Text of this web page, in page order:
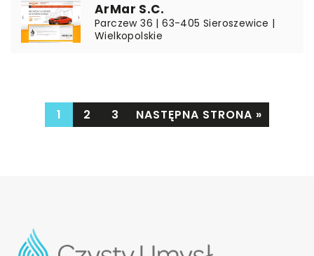
ArMar S.C.
Parczew 36 | 63-405 Sieroszewice |
Wielkopolskie
1 2 3 NASTĘPNA STRONA »